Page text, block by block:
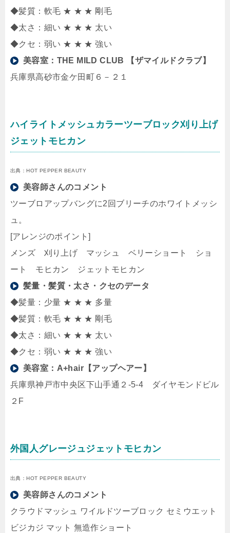
◆髪質：軟毛 ★ ★ ★ 剛毛
◆太さ：細い ★ ★ ★ 太い
◆クセ：弱い ★ ★ ★ 強い
美容室： THE MILD CLUB 【ザマイルドクラブ】
兵庫県高砂市金ケ田町６－２１
ハイライトメッシュカラーツーブロック刈り上げ
ジェットモヒカン
出典：HOT PEPPER BEAUTY
美容師さんのコメント
ツーブロアップバングに2回ブリーチのホワイトメッシ
ュ。
[アレンジのポイント]
メンズ 刈り上げ マッシュ ベリーショート ショ
ート モヒカン ジェットモヒカン
髪量・髪質・太さ・クセのデータ
◆髪量：少量 ★ ★ ★ 多量
◆髪質：軟毛 ★ ★ ★ 剛毛
◆太さ：細い ★ ★ ★ 太い
◆クセ：弱い ★ ★ ★ 強い
美容室： A+hair【アップヘアー】
兵庫県神戸市中央区下山手通２-5-4 ダイヤモンドビル
２F
外国人グレージュジェットモヒカン
出典：HOT PEPPER BEAUTY
美容師さんのコメント
クラウドマッシュ ワイルドツーブロック セミウエット
ビジカジ マット 無造作ショート